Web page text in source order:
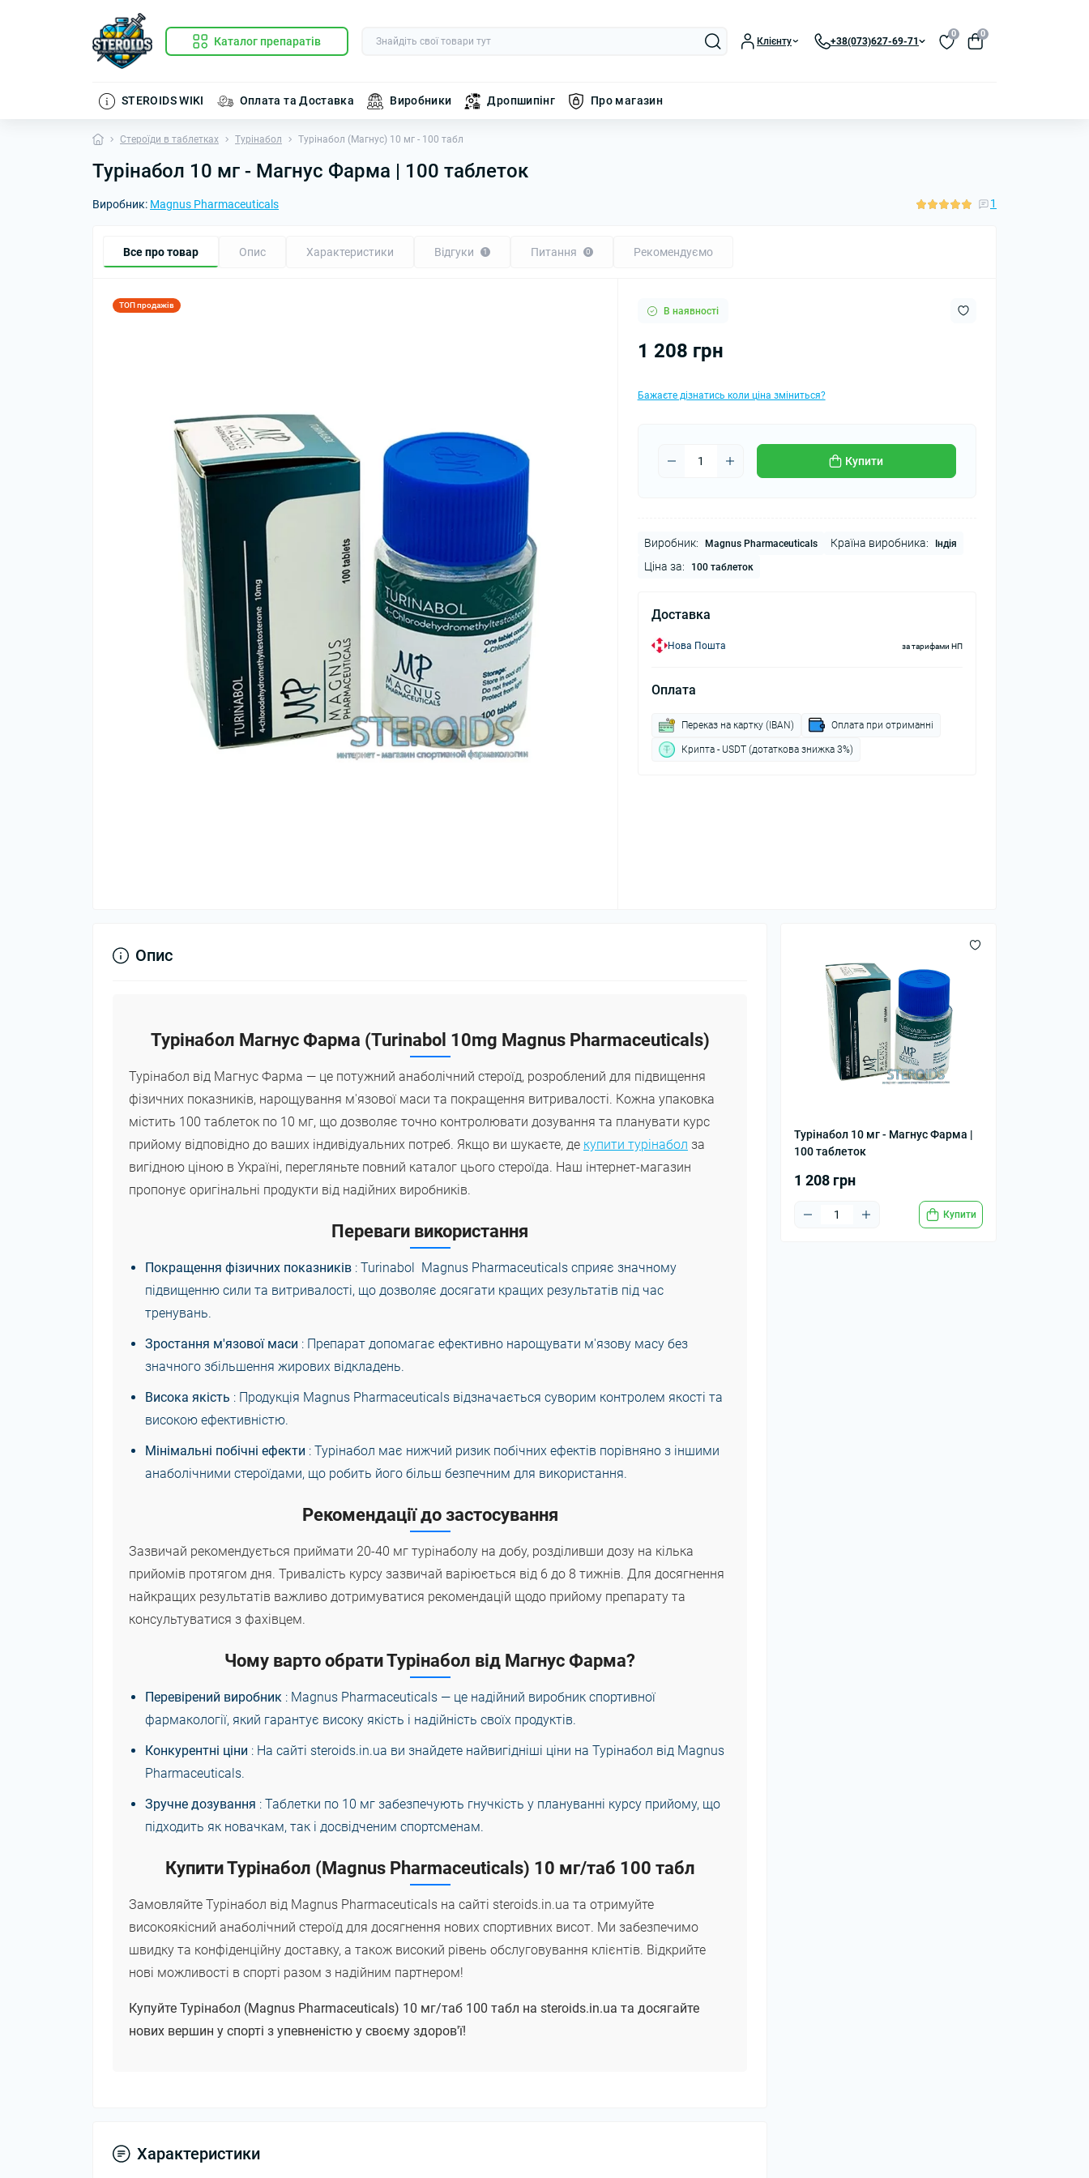
Каталог препаратів Клієнту +38(073)627-69-71
0 0
STEROIDS WIKI Оплата та Доставка Виробники Дропшипінг Про магазин
Стероїди в таблетках Турінабол Турінабол (Магнус) 10 мг - 100 табл
Турінабол 10 мг - Магнус Фарма | 100 таблеток
Виробник: Magnus Pharmaceuticals 1
Все про товар Опис Характеристики Відгуки 1 Питання 0 Рекомендуємо
ТОП продажів В наявності
1 208 грн
Бажаєте дізнатись коли ціна зміниться?
Купити
Виробник: Magnus Pharmaceuticals Країна виробника: Індія
Ціна за: 100 таблеток
Доставка
Нова Пошта за тарифами НП
Оплата
Переказ на картку (IBAN) Оплата при отриманні
Крипта - USDT (дотаткова знижка 3%)
Турінабол 10 мг - Магнус Фарма |
100 таблеток
1 208 грн
Купити
Опис
Турінабол Магнус Фарма (Turinabol 10mg Magnus Pharmaceuticals)
Турінабол від Магнус Фарма — це потужний анаболічний стероїд, розроблений для підвищення
фізичних показників, нарощування м'язової маси та покращення витривалості. Кожна упаковка
містить 100 таблеток по 10 мг, що дозволяє точно контролювати дозування та планувати курс
прийому відповідно до ваших індивідуальних потреб. Якщо ви шукаєте, де купити турінабол за
вигідною ціною в Україні, перегляньте повний каталог цього стероїда. Наш інтернет-магазин
пропонує оригінальні продукти від надійних виробників.
Переваги використання
Покращення фізичних показників : Turinabol Magnus Pharmaceuticals сприяє значному
підвищенню сили та витривалості, що дозволяє досягати кращих результатів під час
тренувань.
Зростання м'язової маси : Препарат допомагає ефективно нарощувати м'язову масу без
значного збільшення жирових відкладень.
Висока якість : Продукція Magnus Pharmaceuticals відзначається суворим контролем якості та
високою ефективністю.
Мінімальні побічні ефекти : Турінабол має нижчий ризик побічних ефектів порівняно з іншими
анаболічними стероїдами, що робить його більш безпечним для використання.
Рекомендації до застосування
Зазвичай рекомендується приймати 20-40 мг турінаболу на добу, розділивши дозу на кілька
прийомів протягом дня. Тривалість курсу зазвичай варіюється від 6 до 8 тижнів. Для досягнення
найкращих результатів важливо дотримуватися рекомендацій щодо прийому препарату та
консультуватися з фахівцем.
Чому варто обрати Турінабол від Магнус Фарма?
Перевірений виробник : Magnus Pharmaceuticals — це надійний виробник спортивної
фармакології, який гарантує високу якість і надійність своїх продуктів.
Конкурентні ціни : На сайті steroids.in.ua ви знайдете найвигідніші ціни на Турінабол від Magnus
Pharmaceuticals.
Зручне дозування : Таблетки по 10 мг забезпечують гнучкість у плануванні курсу прийому, що
підходить як новачкам, так і досвідченим спортсменам.
Купити Турінабол (Magnus Pharmaceuticals) 10 мг/таб 100 табл
Замовляйте Турінабол від Magnus Pharmaceuticals на сайті steroids.in.ua та отримуйте
високоякісний анаболічний стероїд для досягнення нових спортивних висот. Ми забезпечимо
швидку та конфіденційну доставку, а також високий рівень обслуговування клієнтів. Відкрийте
нові можливості в спорті разом з надійним партнером!
Купуйте Турінабол (Magnus Pharmaceuticals) 10 мг/таб 100 табл на steroids.in.ua та досягайте
нових вершин у спорті з упевненістю у своєму здоров'ї!
Характеристики